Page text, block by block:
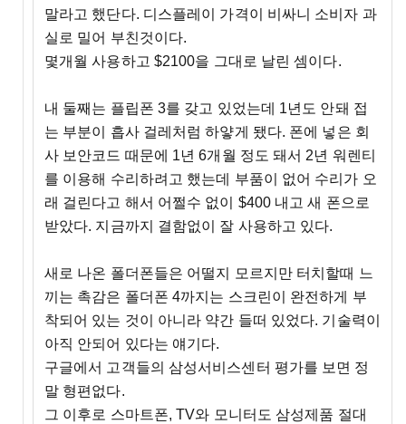
말라고 했단다. 디스플레이 가격이 비싸니 소비자 과
실로 밀어 부친것이다.
몇개월 사용하고 $2100을 그대로 날린 셈이다.
내 둘째는 플립폰 3를 갖고 있었는데 1년도 안돼 접
는 부분이 흡사 걸레처럼 하얗게 됐다. 폰에 넣은 회
사 보안코드 때문에 1년 6개월 정도 돼서 2년 워렌티
를 이용해 수리하려고 했는데 부품이 없어 수리가 오
래 걸린다고 해서 어쩔수 없이 $400 내고 새 폰으로
받았다. 지금까지 결함없이 잘 사용하고 있다.
새로 나온 폴더폰들은 어떨지 모르지만 터치할때 느
끼는 촉감은 폴더폰 4까지는 스크린이 완전하게 부
착되어 있는 것이 아니라 약간 들떠 있었다. 기술력이
아직 안되어 있다는 얘기다.
구글에서 고객들의 삼성서비스센터 평가를 보면 정
말 형편없다.
그 이후로 스마트폰, TV와 모니터도 삼성제품 절대